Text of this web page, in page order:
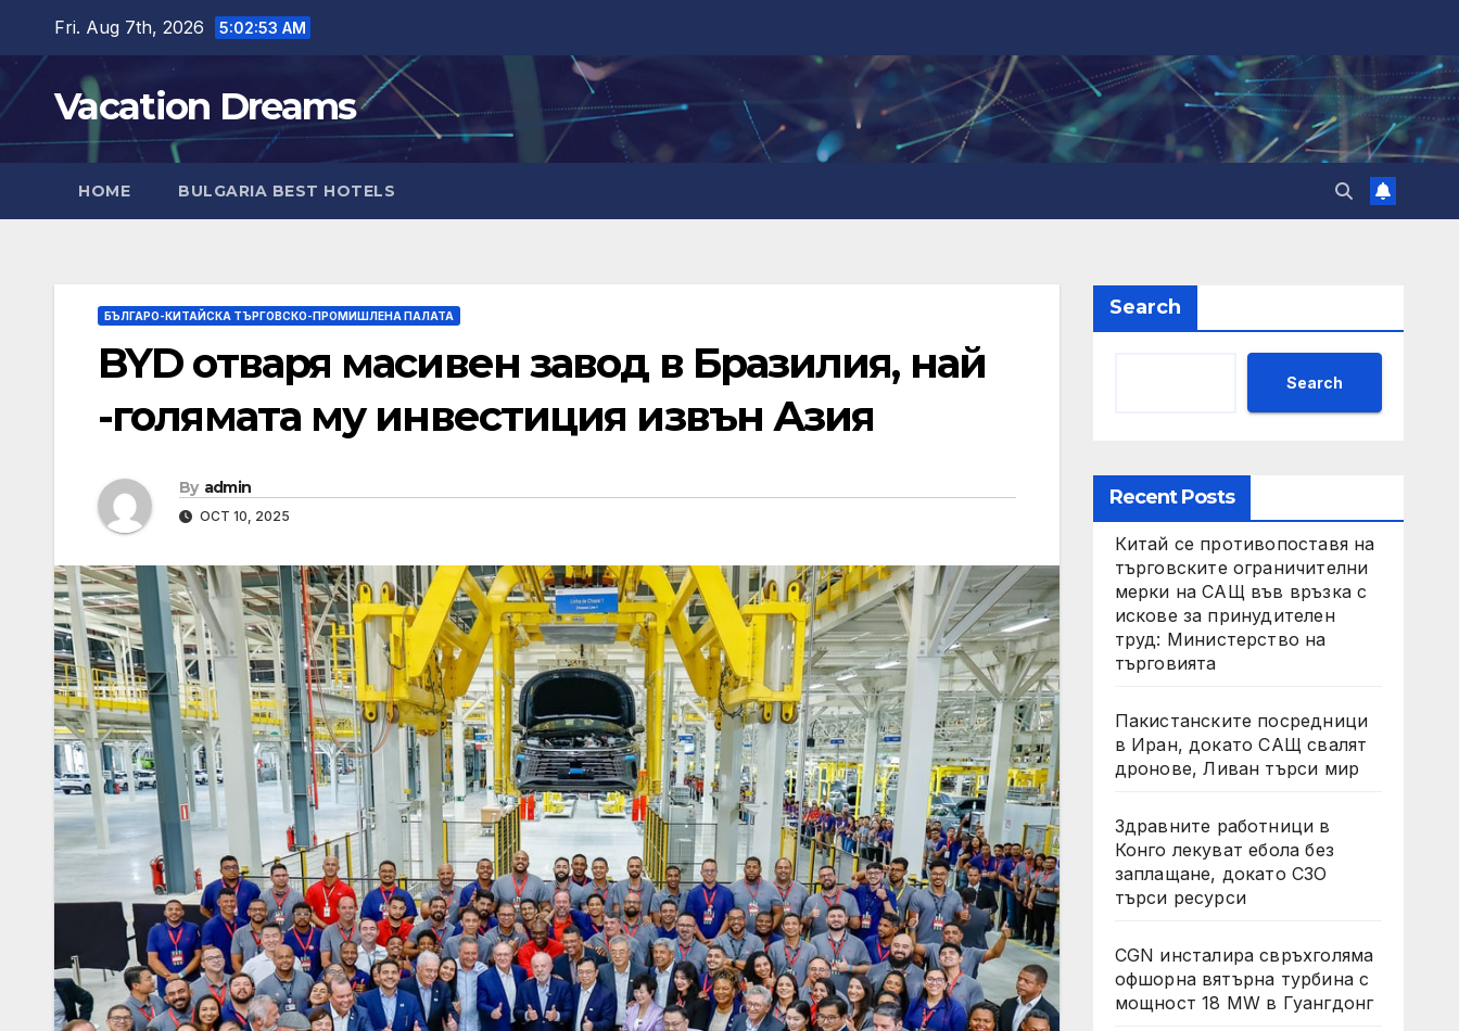
content
Fri. Aug 7th, 2026 5:02:55 AM
Vacation Dreams
HOME BULGARIA BEST HOTELS
БЪЛГАРО-КИТАЙСКА ТЪРГОВСКО-ПРОМИШЛЕНА ПАЛАТА
BYD отваря масивен завод в Бразилия, най
-голямата му инвестиция извън Азия
By admin
OCT 10, 2025
Search
Search
Recent Posts
Китай се противопоставя на
търговските ограничителни
мерки на САЩ във връзка с
искове за принудителен
труд: Министерство на
търговията
Пакистанските посредници
в Иран, докато САЩ свалят
дронове, Ливан търси мир
Здравните работници в
Конго лекуват ебола без
заплащане, докато СЗО
търси ресурси
CGN инсталира свръхголяма
офшорна вятърна турбина с
мощност 18 MW в Гуангдонг